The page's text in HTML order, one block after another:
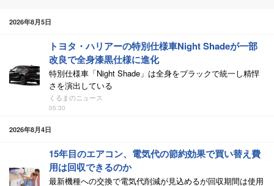
2026年8月5日
トヨタ・ハリアーの特別仕様車Night Shadeが一部
改良で全身漆黒仕様に進化
特別仕様車「Night Shade」は全身をブラックで統一し精悍
さを演出している
くるまのニュース
05:30
2026年8月4日
15年目のエアコン、電気代の節約効果で買い替え費
用は回収できるのか
最新機種への交換で電気代削減が見込めるが回収期間は使用